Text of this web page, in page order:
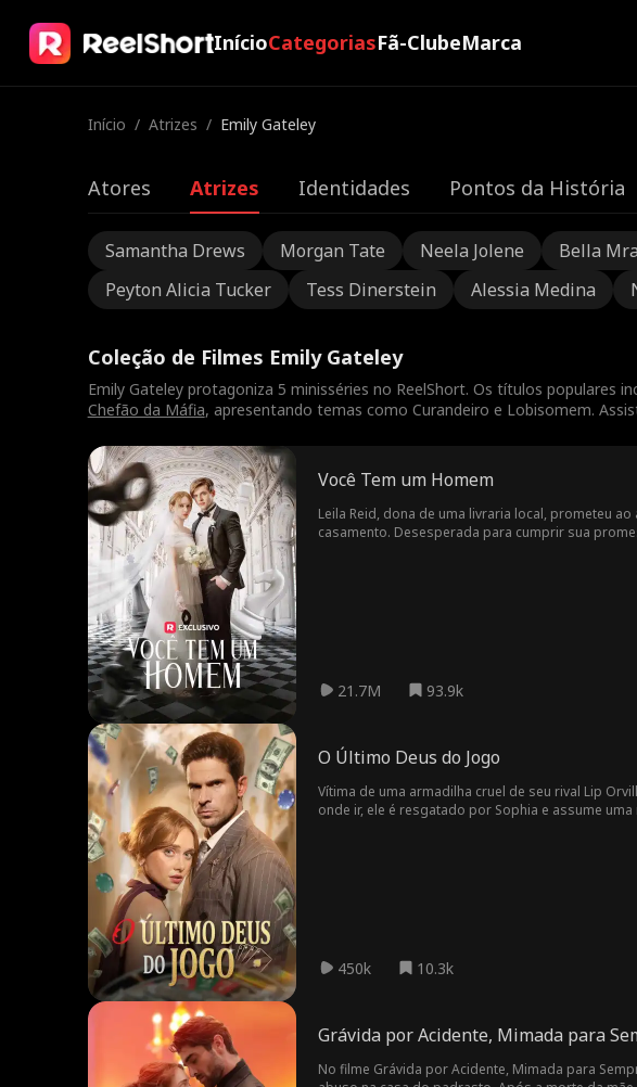
InícioCategoriasFã-ClubeMarca
Início / Atrizes / Emily Gateley
Atores Atrizes Identidades Pontos da História
Samantha Drews Morgan Tate Neela Jolene Bella
Peyton Alicia Tucker
Tess Dinerstein Alessia Medina
Coleção de Filmes Emily Gateley
Emily Gateley protagoniza 5 minisséries no ReelShort. Os títulos populares
Chefão da Máfia, apresentando temas como Curandeiro e Lobisomem.
Você Tem um Homem
Leila Reid, dona de uma livraria local, prometeu
casamento. Desesperada para cumprir sua
21.7M 93.9k
O Último Deus do Jogo
Vítima de uma armadilha cruel de seu rival Lip
onde ir, ele é resgatado por Sophia e assume
450k 10.3k
Grávida por Acidente, Mimada para
No filme Grávida por Acidente, Mimada para